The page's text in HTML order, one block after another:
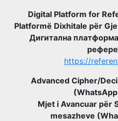
Digital Platform for
Platformë Dixhitale për
Дигитална
https://
Advanced Cipher/
Mjet i Avancuar për
mesazheve